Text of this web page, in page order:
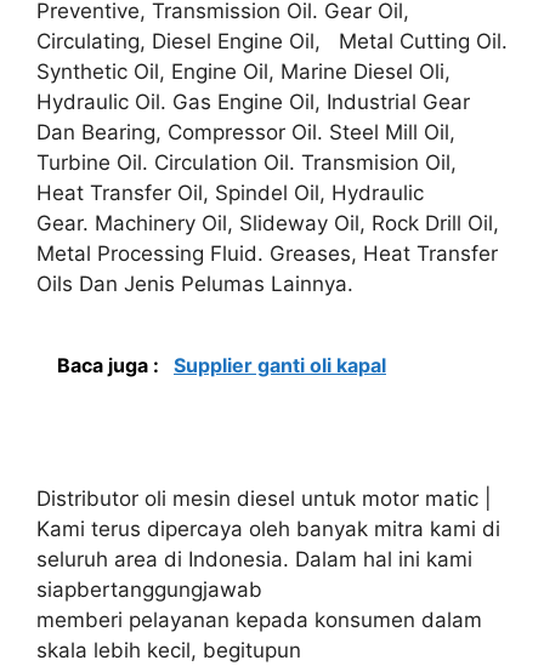
Preventive, Transmission Oil. Gear Oil,
Circulating, Diesel Engine Oil, Metal Cutting Oil.
Synthetic Oil, Engine Oil, Marine Diesel Oli,
Hydraulic Oil. Gas Engine Oil, Industrial Gear
Dan Bearing, Compressor Oil. Steel Mill Oil,
Turbine Oil. Circulation Oil. Transmision Oil,
Heat Transfer Oil, Spindel Oil, Hydraulic
Gear. Machinery Oil, Slideway Oil, Rock Drill Oil,
Metal Processing Fluid. Greases, Heat Transfer
Oils Dan Jenis Pelumas Lainnya.
Baca juga : Supplier ganti oli kapal
Distributor oli mesin diesel untuk motor matic |
Kami terus dipercaya oleh banyak mitra kami di
seluruh area di Indonesia. Dalam hal ini kami
siapbertanggungjawab
memberi pelayanan kepada konsumen dalam
skala lebih kecil, begitupun